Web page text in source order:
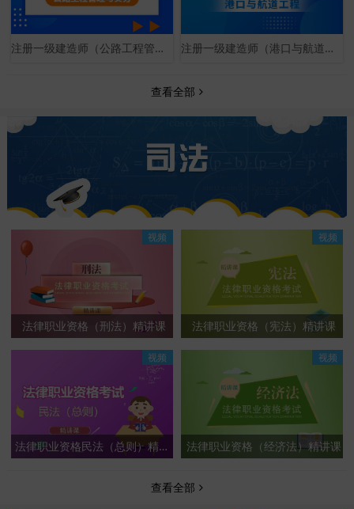
注册一级建造师（公路工程管理与实务）精讲课 注册一级建造师（港口与航道工程）系统复习课
查看全部
法律职业资格（刑法）精讲课
视频
法律职业资格（宪法）精讲课
视频
法律职业资格民法（总则）精讲课
视频
法律职业资格（经济法）精讲课
视频
查看全部